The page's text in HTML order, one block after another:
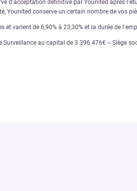
d’acceptation définitive par Younited après
Younited conserve un certain nombre de vos
et varient de 6,90% à 23,30% et la durée de
Surveillance au capital de 3 396 476€ – Siège